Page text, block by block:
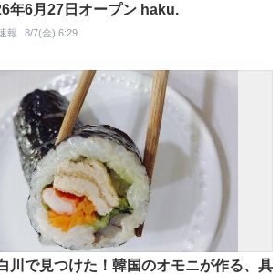
年6月27日オープン haku.
報 8/7(金) 6:29
川で見つけた！韓国のオモニが作る、具